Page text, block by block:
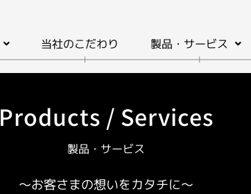
当社のこだわり 製品・サービス
Products / Services
製品・サービス
～お客さまの想いをカタチに～